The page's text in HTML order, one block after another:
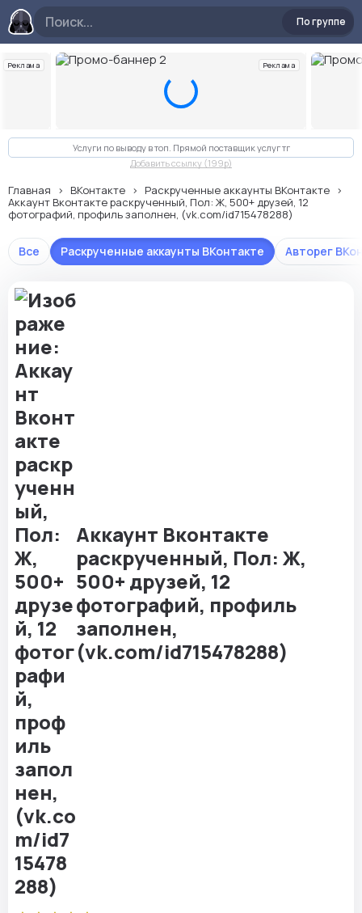
По группе
Реклама Реклама
Слайд 2 из 10
Услуги по выводу в топ. Прямой поставщик услуг тг
Добавить ссылку (199p)
Главная ВКонтакте
Раскрученные аккаунты ВКонтакте
Аккаунт Вконтакте раскрученный, Пол: Ж, 500+ друзей, 12
фотографий, профиль заполнен, (vk.com/id715478288)
Все Авторег
Раскрученные аккаунты ВКонтакте
Аккаунт Вконтакте
раскрученный, Пол: Ж,
500+ друзей, 12
фотографий, профиль
заполнен,
(vk.com/id715478288)